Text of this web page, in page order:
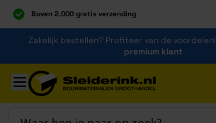
Boven 2.000 gratis verzending
Al 40 jaar dé specialist
Alles onder één dak
Ga naar de inhoud
Zakelijk bestellen? Profiteer van de voordelen!
premium klant
Ga naar hoofdinhoud